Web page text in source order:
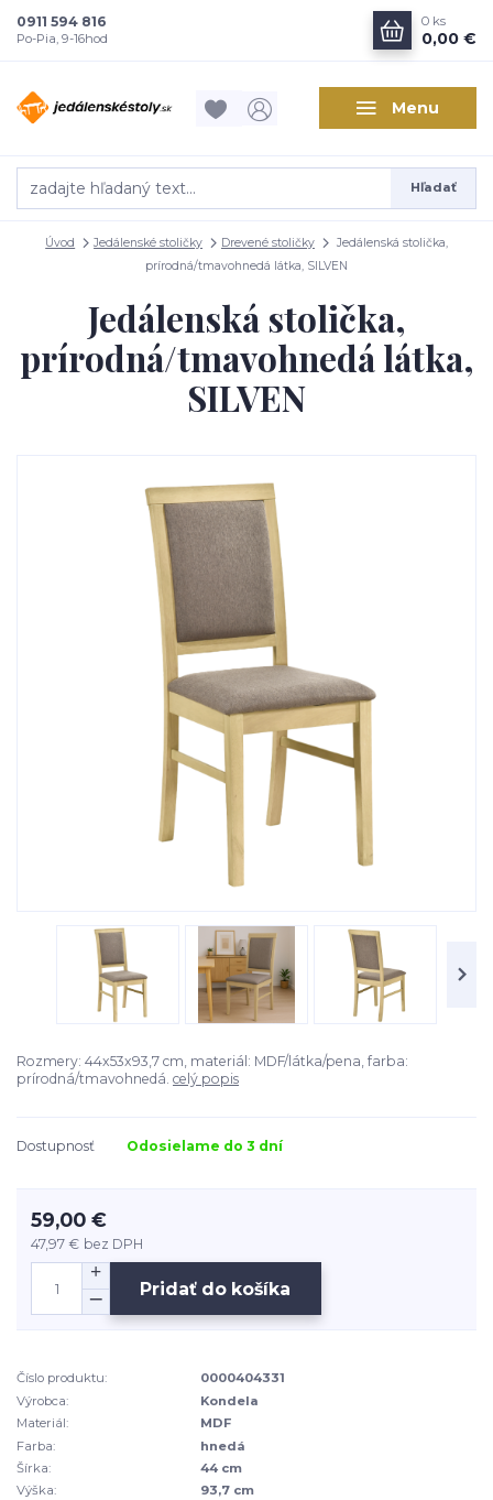
Menu
Hľadať
0911 594 816
Po-Pia, 9-16hod
0 ks
0,00 €
Úvod Jedálenské stoličky Drevené stoličky
Jedálenská stolička,
prírodná/tmavohnedá látka, SILVEN
Jedálenská stolička,
prírodná/tmavohnedá látka,
SILVEN
Rozmery: 44x53x93,7 cm, materiál: MDF/látka/pena, farba:
prírodná/tmavohnedá. celý popis
Dostupnosť Odosielame do 3 dní
59,00 €
47,97 € bez DPH
Pridať do košíka
Číslo produktu:
0000404331
Výrobca:
Kondela
Materiál:
MDF
Farba:
hnedá
Šírka:
44 cm
Výška:
93,7 cm